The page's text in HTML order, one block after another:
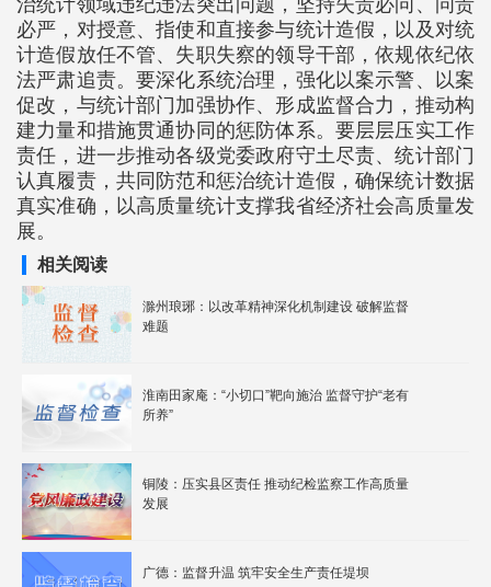
治统计领域违纪违法突出问题，坚持失责必问、问责
必严，对授意、指使和直接参与统计造假，以及对统
计造假放任不管、失职失察的领导干部，依规依纪依
法严肃追责。要深化系统治理，强化以案示警、以案
促改，与统计部门加强协作、形成监督合力，推动构
建力量和措施贯通协同的惩防体系。要层层压实工作
责任，进一步推动各级党委政府守土尽责、统计部门
认真履责，共同防范和惩治统计造假，确保统计数据
真实准确，以高质量统计支撑我省经济社会高质量发
展。
相关阅读
滁州琅琊：以改革精神深化机制建设 破解监督
难题
淮南田家庵：“小切口”靶向施治 监督守护“老有
所养”
铜陵：压实县区责任 推动纪检监察工作高质量
发展
广德：监督升温 筑牢安全生产责任堤坝